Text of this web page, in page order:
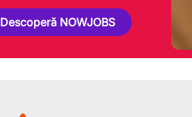
Descoperă NOWJOBS